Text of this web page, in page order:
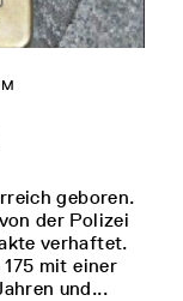
geboren.
der Polizei
verhaftet.
mit einer
und...